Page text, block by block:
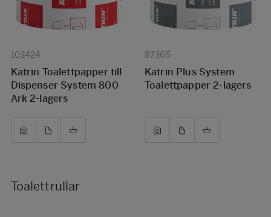
103424
Katrin Toalettpapper till
Dispenser System 800
Ark 2-lagers
87365
Katrin Plus System
Toalettpapper 2-lagers
Toalettrullar